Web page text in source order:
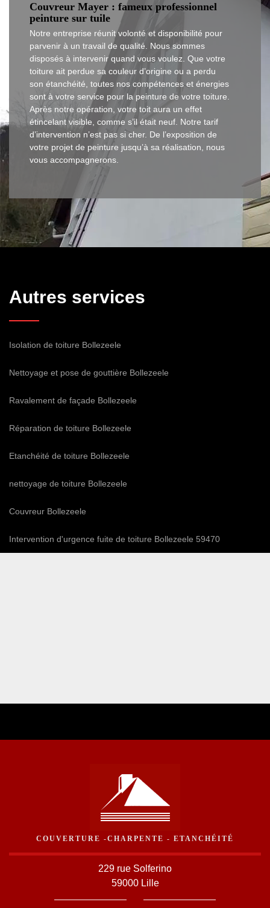
Couvreur Mayer : fameux professionnel
peinture sur tuile
Notre entreprise réunit volonté et disponibilité pour
parvenir à un travail de qualité. Nous sommes
disposés à intervenir quand vous voulez. Que votre
toiture ait perdue sa couleur d’origine ou a perdu
son étanchéité, toutes nos compétences et énergies
sont à votre service pour la peinture de votre toiture.
Après notre opération, votre toit aura un effet
étincelant visible, comme s’il était neuf. Notre tarif
d’intervention n’est pas si cher. De l’exposition de
votre projet de peinture jusqu’à sa réalisation, nous
vous accompagnerons.
Autres services
Isolation de toiture Bollezeele
Nettoyage et pose de gouttière Bollezeele
Ravalement de façade Bollezeele
Réparation de toiture Bollezeele
Etanchéité de toiture Bollezeele
nettoyage de toiture Bollezeele
Couvreur Bollezeele
Intervention d'urgence fuite de toiture Bollezeele 59470
COUVERTURE -CHARPENTE - ETANCHÉITÉ
229 rue Solferino
59000 Lille